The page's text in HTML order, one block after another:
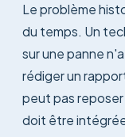
Le problème
du temps. Un
sur une panne
rédiger un
peut pas
doit être